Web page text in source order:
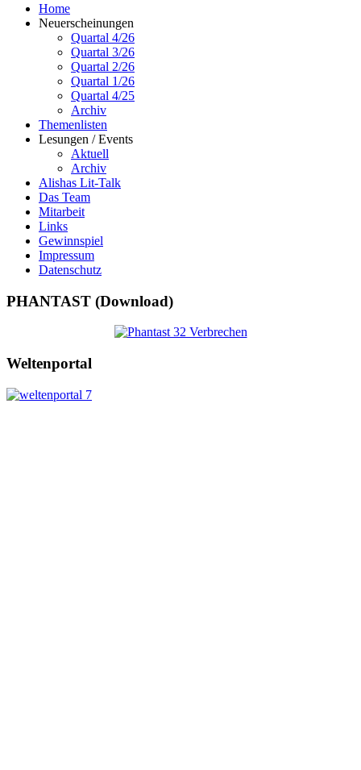
Home
Neuerscheinungen
Quartal 4/26
Quartal 3/26
Quartal 2/26
Quartal 1/26
Quartal 4/25
Archiv
Themenlisten
Lesungen / Events
Aktuell
Archiv
Alishas Lit-Talk
Das Team
Mitarbeit
Links
Gewinnspiel
Impressum
Datenschutz
PHANTAST (Download)
Weltenportal